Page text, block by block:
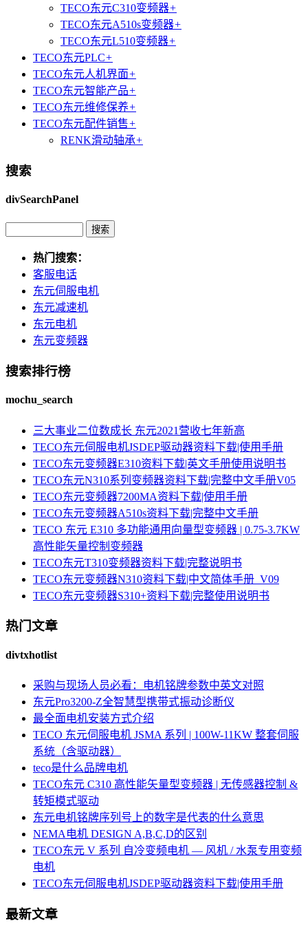
TECO东元C310变频器+
TECO东元A510s变频器+
TECO东元L510变频器+
TECO东元PLC+
TECO东元人机界面+
TECO东元智能产品+
TECO东元维修保养+
TECO东元配件销售+
RENK滑动轴承+
搜索
divSearchPanel
热门搜索：
客服电话
东元伺服电机
东元减速机
东元电机
东元变频器
搜索排行榜
mochu_search
三大事业二位数成长 东元2021营收七年新高
TECO东元伺服电机JSDEP驱动器资料下载|使用手册
TECO东元变频器E310资料下载|英文手册使用说明书
TECO东元N310系列变频器资料下载|完整中文手册V05
TECO东元变频器7200MA资料下载|使用手册
TECO东元变频器A510s资料下载|完整中文手册
TECO 东元 E310 多功能通用向量型变频器 | 0.75-3.7KW
高性能矢量控制变频器
TECO东元T310变频器资料下载|完整说明书
TECO东元变频器N310资料下载|中文简体手册_V09
TECO东元变频器S310+资料下载|完整使用说明书
热门文章
divtxhotlist
采购与现场人员必看：电机铭牌参数中英文对照
东元Pro3200-Z全智慧型携带式振动诊断仪
最全面电机安装方式介绍
TECO 东元伺服电机 JSMA 系列 | 100W-11KW 整套伺服
系统（含驱动器）
teco是什么品牌电机
TECO东元 C310 高性能矢量型变频器 | 无传感器控制 &
转矩模式驱动
东元电机铭牌序列号上的数字是代表的什么意思
NEMA电机 DESIGN A,B,C,D的区别
TECO东元 V 系列 自冷变频电机 — 风机 / 水泵专用变频
电机
TECO东元伺服电机JSDEP驱动器资料下载|使用手册
最新文章